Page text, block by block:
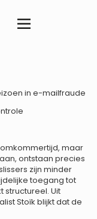
in e-mailfraude
maar
ontstaan precies
zijn minder
toegang tot
Uit
Stoïk blijkt dat de